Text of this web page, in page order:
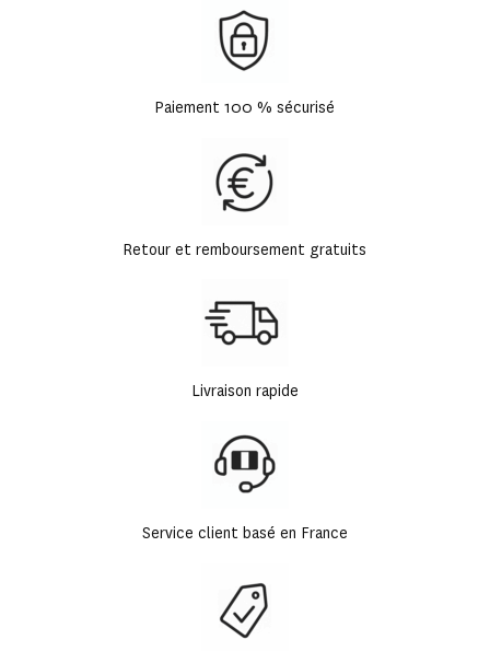
Paiement 100 % sécurisé
Retour et remboursement gratuits
Livraison rapide
Service client basé en France